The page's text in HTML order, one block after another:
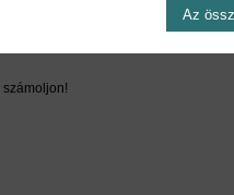
bónuszok
számoljon!
Az